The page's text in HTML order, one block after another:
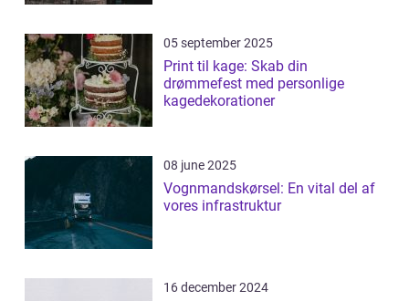
05 september 2025
Print til kage: Skab din
drømmefest med personlige
kagedekorationer
08 june 2025
Vognmandskørsel: En vital del af
vores infrastruktur
16 december 2024